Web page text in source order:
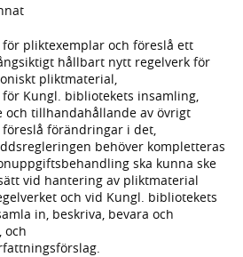
för pliktexemplar och föreslå ett
hållbart nytt regelverk för
pliktmaterial,
för Kungl. bibliotekets insamling,
och tillhandahållande av övrigt
förändringar i det,
behöver kompletteras
ska kunna ske
vid hantering av pliktmaterial
och vid Kungl. bibliotekets
in, beskriva, bevara och
och